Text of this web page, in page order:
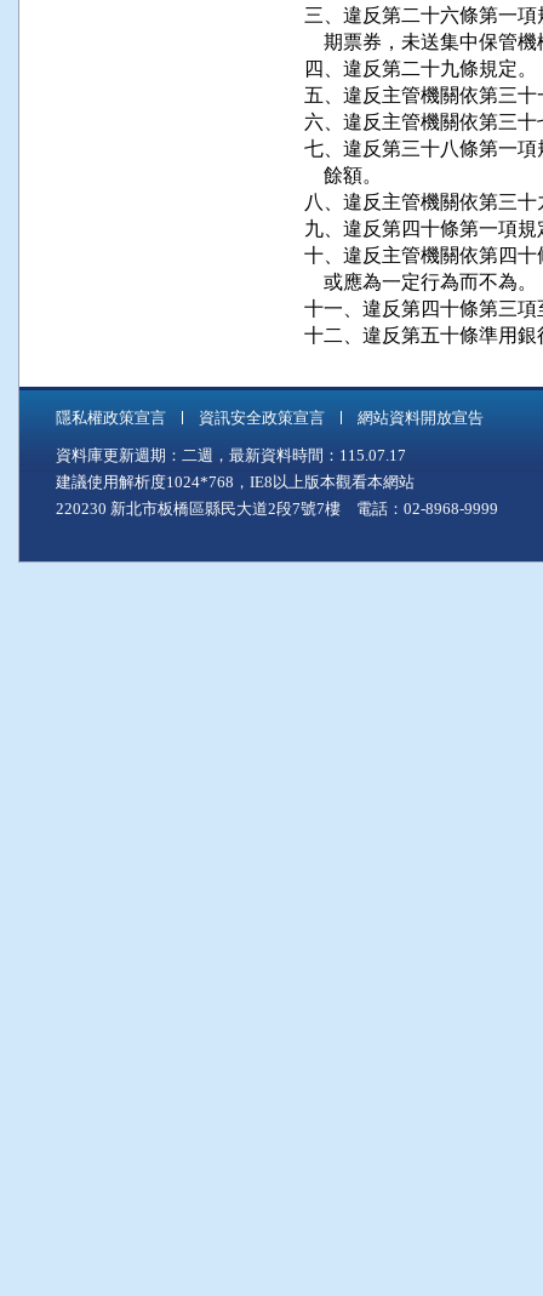
三、違反第二十六條第一
期票券，未送集中保管
四、違反第二十九條規定。
五、違反主管機關依第三
六、違反主管機關依第三
七、違反第三十八條第一
    餘額。
八、違反主管機關依第三
九、違反第四十條第一項規
十、違反主管機關依第四
    或應為一定行為而不為。
十一、違反第四十條第三
十二、違反第五十條準用
隱私權政策宣言 資訊安全政策宣言 網站資料開放宣告
資料庫更新週期：二週，最新資料時間：115.07.17
建議使用解析度1024*768，IE8以上版本觀看本網站
220230 新北市板橋區縣民大道2段7號7樓 電話：02-8968-9999